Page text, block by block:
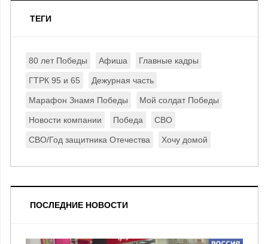
ТЕГИ
80 лет Победы Афиша Главные кадры
ГТРК 95 и 65 Дежурная часть
Марафон Знамя Победы Мой солдат Победы
Новости компании Победа СВО
СВО/Год защитника Отечества Хочу домой
ПОСЛЕДНИЕ НОВОСТИ